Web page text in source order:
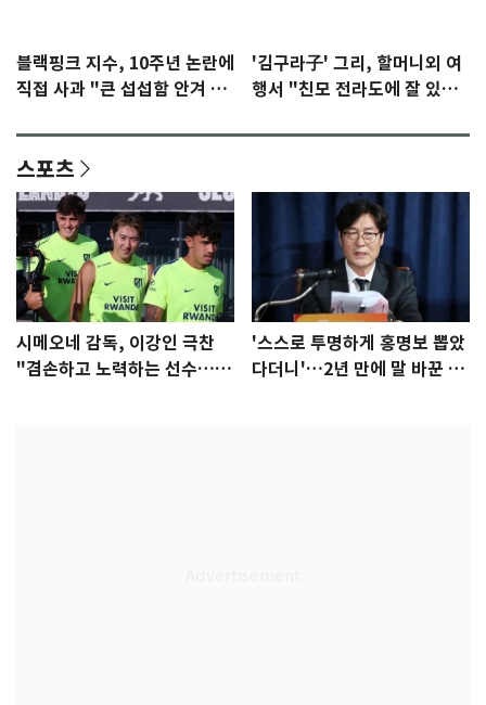
블랙핑크 지수, 10주년 논란에
직접 사과 "큰 섭섭함 안겨 미
'김구라子' 그리, 할머니외 여
행서 "친모 전라도에 잘 있
스포츠
시메오네 감독, 이강인 극찬
"겸손하고 노력하는 선수…좋
'스스로 투명하게 홍명보 뽑았
다더니'…2년 만에 말 바꾼 이